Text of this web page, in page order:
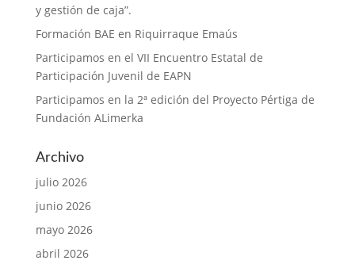
y gestión de caja”.
Formación BAE en Riquirraque Emaús
Participamos en el VII Encuentro Estatal de
Participación Juvenil de EAPN
Participamos en la 2ª edición del Proyecto Pértiga de
Fundación ALimerka
Archivo
julio 2026
junio 2026
mayo 2026
abril 2026